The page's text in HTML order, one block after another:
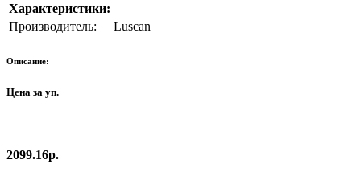
Характеристики:
Производитель:
Luscan
Описание:
Цена за уп.
2099.16р.